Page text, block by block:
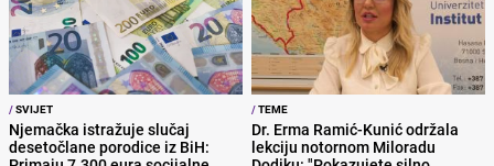
/SVIJET
Njemačka istražuje slučaj
desetočlane porodice iz BiH:
/TEME
Dr. Erma Ramić-Kunić održala
lekciju notornom Miloradu